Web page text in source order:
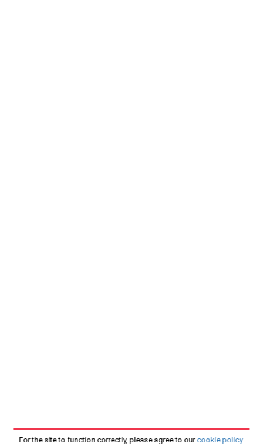
For the site to function correctly, please agree to our cookie policy.